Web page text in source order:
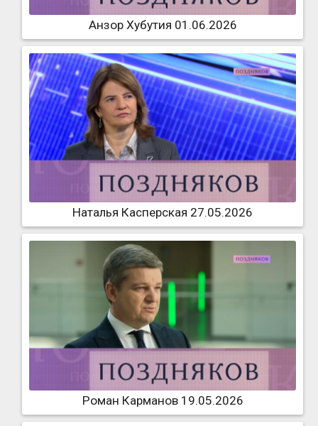
Анзор Хубутия 01.06.2026
Наталья Касперская 27.05.2026
Роман Карманов 19.05.2026